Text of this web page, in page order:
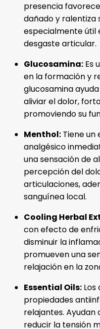
presencia
dañado y ralentiza
especialmente útil
desgaste articular.
Glucosamina: Es
en la formación y
glucosamina
aliviar el dolor,
promoviendo su
Menthol: Tiene
analgésico
una sensación de
percepción del
articulaciones,
sanguínea local.
Cooling Herbal
con efecto de
disminuir la
promueven una
relajación en la
Essential Oils:
propiedades
relajantes. Ayudan
reducir la tensión